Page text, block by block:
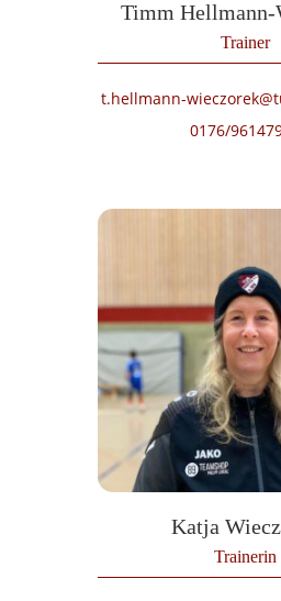
Timm Hellmann-
Trainer
t.hellmann-
0176/
Katja
Trainerin